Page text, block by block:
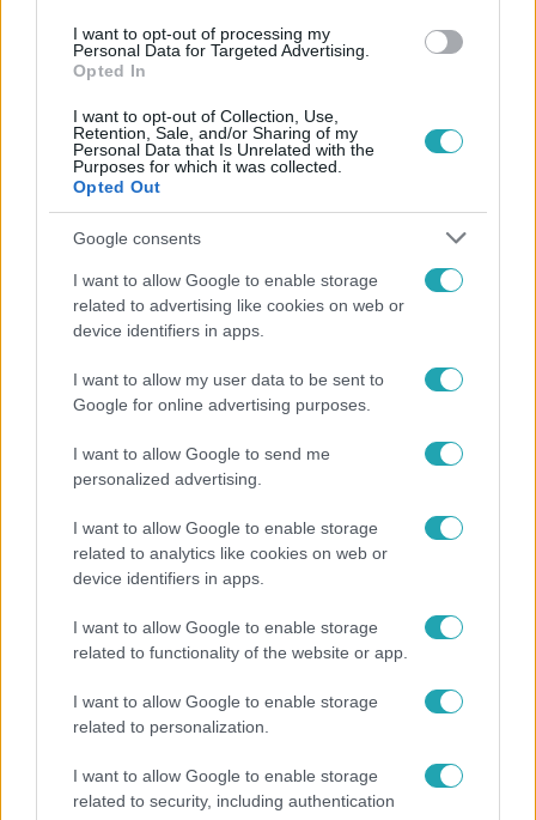
I want to opt-out of processing my
Personal Data for Targeted Advertising.
Opted In
I want to opt-out of Collection, Use,
Retention, Sale, and/or Sharing of my
Personal Data that Is Unrelated with the
Purposes for which it was collected.
Opted Out
Google consents
I want to allow Google to enable storage
related to advertising like cookies on web or
device identifiers in apps.
I want to allow my user data to be sent to
Google for online advertising purposes.
I want to allow Google to send me
personalized advertising.
I want to allow Google to enable storage
related to analytics like cookies on web or
device identifiers in apps.
I want to allow Google to enable storage
related to functionality of the website or app.
I want to allow Google to enable storage
related to personalization.
I want to allow Google to enable storage
related to security, including authentication
Lannert Judit az RTL-nek: Maradnak a
átalakítják őket
előtt vették észre, hogy már nem él